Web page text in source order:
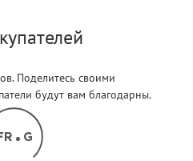
Поделитесь своими
будут вам благодарны.